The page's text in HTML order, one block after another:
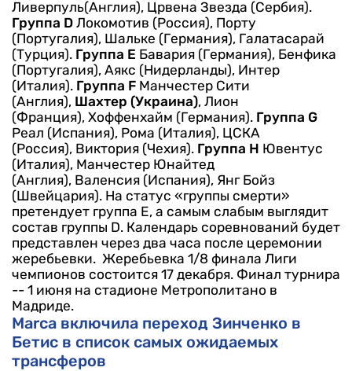
Ливерпуль(Англия), Црвена Звезда (Сербия).
Группа D Локомотив (Россия), Порту
(Португалия), Шальке (Германия), Галатасарай
(Турция). Группа Е Бавария (Германия), Бенфика
(Португалия), Аякс (Нидерланды), Интер
(Италия). Группа F Манчестер Сити
(Англия), Шахтер (Украина), Лион
(Франция), Хоффенхайм (Германия). Группа G
Реал (Испания), Рома (Италия), ЦСКА
(Россия), Виктория (Чехия). Группа H Ювентус
(Италия), Манчестер Юнайтед
(Англия), Валенсия (Испания), Янг Бойз
(Швейцария). На статус «группы смерти»
претендует группа Е, а самым слабым выглядит
состав группы D. Календарь соревнований будет
представлен через два часа после церемонии
жеребьевки. Жеребьевка 1/8 финала Лиги
чемпионов состоится 17 декабря. Финал турнира
-- 1 июня на стадионе Метрополитано в
Мадриде.
Marca включила переход Зинченко в
Бетис в список самых ожидаемых
трансферов